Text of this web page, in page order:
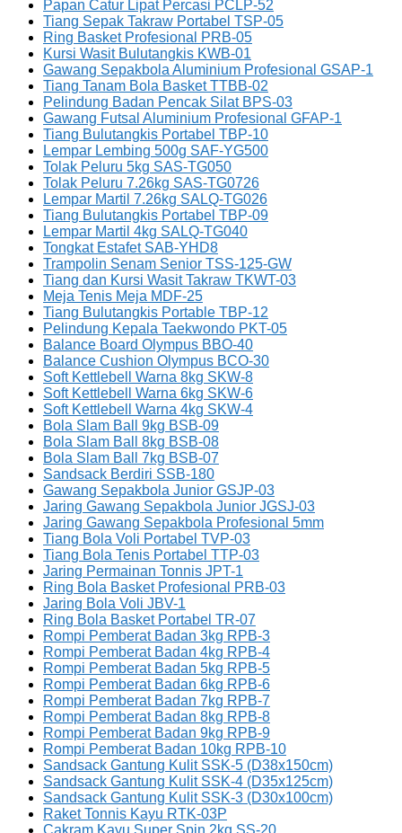
Papan Catur Lipat Percasi PCLP-52
Tiang Sepak Takraw Portabel TSP-05
Ring Basket Profesional PRB-05
Kursi Wasit Bulutangkis KWB-01
Gawang Sepakbola Aluminium Profesional GSAP-1
Tiang Tanam Bola Basket TTBB-02
Pelindung Badan Pencak Silat BPS-03
Gawang Futsal Aluminium Profesional GFAP-1
Tiang Bulutangkis Portabel TBP-10
Lempar Lembing 500g SAF-YG500
Tolak Peluru 5kg SAS-TG050
Tolak Peluru 7.26kg SAS-TG0726
Lempar Martil 7.26kg SALQ-TG026
Tiang Bulutangkis Portabel TBP-09
Lempar Martil 4kg SALQ-TG040
Tongkat Estafet SAB-YHD8
Trampolin Senam Senior TSS-125-GW
Tiang dan Kursi Wasit Takraw TKWT-03
Meja Tenis Meja MDF-25
Tiang Bulutangkis Portable TBP-12
Pelindung Kepala Taekwondo PKT-05
Balance Board Olympus BBO-40
Balance Cushion Olympus BCO-30
Soft Kettlebell Warna 8kg SKW-8
Soft Kettlebell Warna 6kg SKW-6
Soft Kettlebell Warna 4kg SKW-4
Bola Slam Ball 9kg BSB-09
Bola Slam Ball 8kg BSB-08
Bola Slam Ball 7kg BSB-07
Sandsack Berdiri SSB-180
Gawang Sepakbola Junior GSJP-03
Jaring Gawang Sepakbola Junior JGSJ-03
Jaring Gawang Sepakbola Profesional 5mm
Tiang Bola Voli Portabel TVP-03
Tiang Bola Tenis Portabel TTP-03
Jaring Permainan Tonnis JPT-1
Ring Bola Basket Profesional PRB-03
Jaring Bola Voli JBV-1
Ring Bola Basket Portabel TR-07
Rompi Pemberat Badan 3kg RPB-3
Rompi Pemberat Badan 4kg RPB-4
Rompi Pemberat Badan 5kg RPB-5
Rompi Pemberat Badan 6kg RPB-6
Rompi Pemberat Badan 7kg RPB-7
Rompi Pemberat Badan 8kg RPB-8
Rompi Pemberat Badan 9kg RPB-9
Rompi Pemberat Badan 10kg RPB-10
Sandsack Gantung Kulit SSK-5 (D38x150cm)
Sandsack Gantung Kulit SSK-4 (D35x125cm)
Sandsack Gantung Kulit SSK-3 (D30x100cm)
Raket Tonnis Kayu RTK-03P
Cakram Kayu Super Spin 2kg SS-20